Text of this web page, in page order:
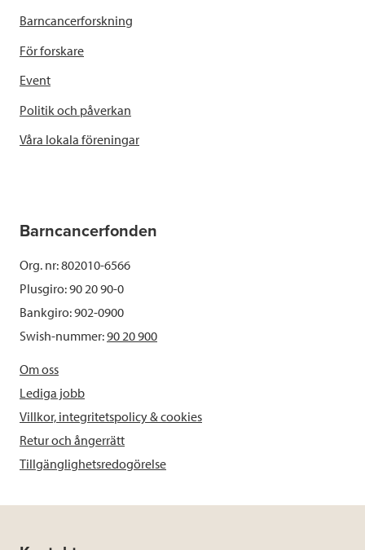
Barncancerforskning
För forskare
Event
Politik och påverkan
Våra lokala föreningar
Barncancerfonden
Org. nr: 802010-6566
Plusgiro: 90 20 90-0
Bankgiro: 902-0900
Swish-nummer:90 20 900
Om oss
Lediga jobb
Villkor, integritetspolicy & cookies
Retur och ångerrätt
Tillgänglighetsredogörelse